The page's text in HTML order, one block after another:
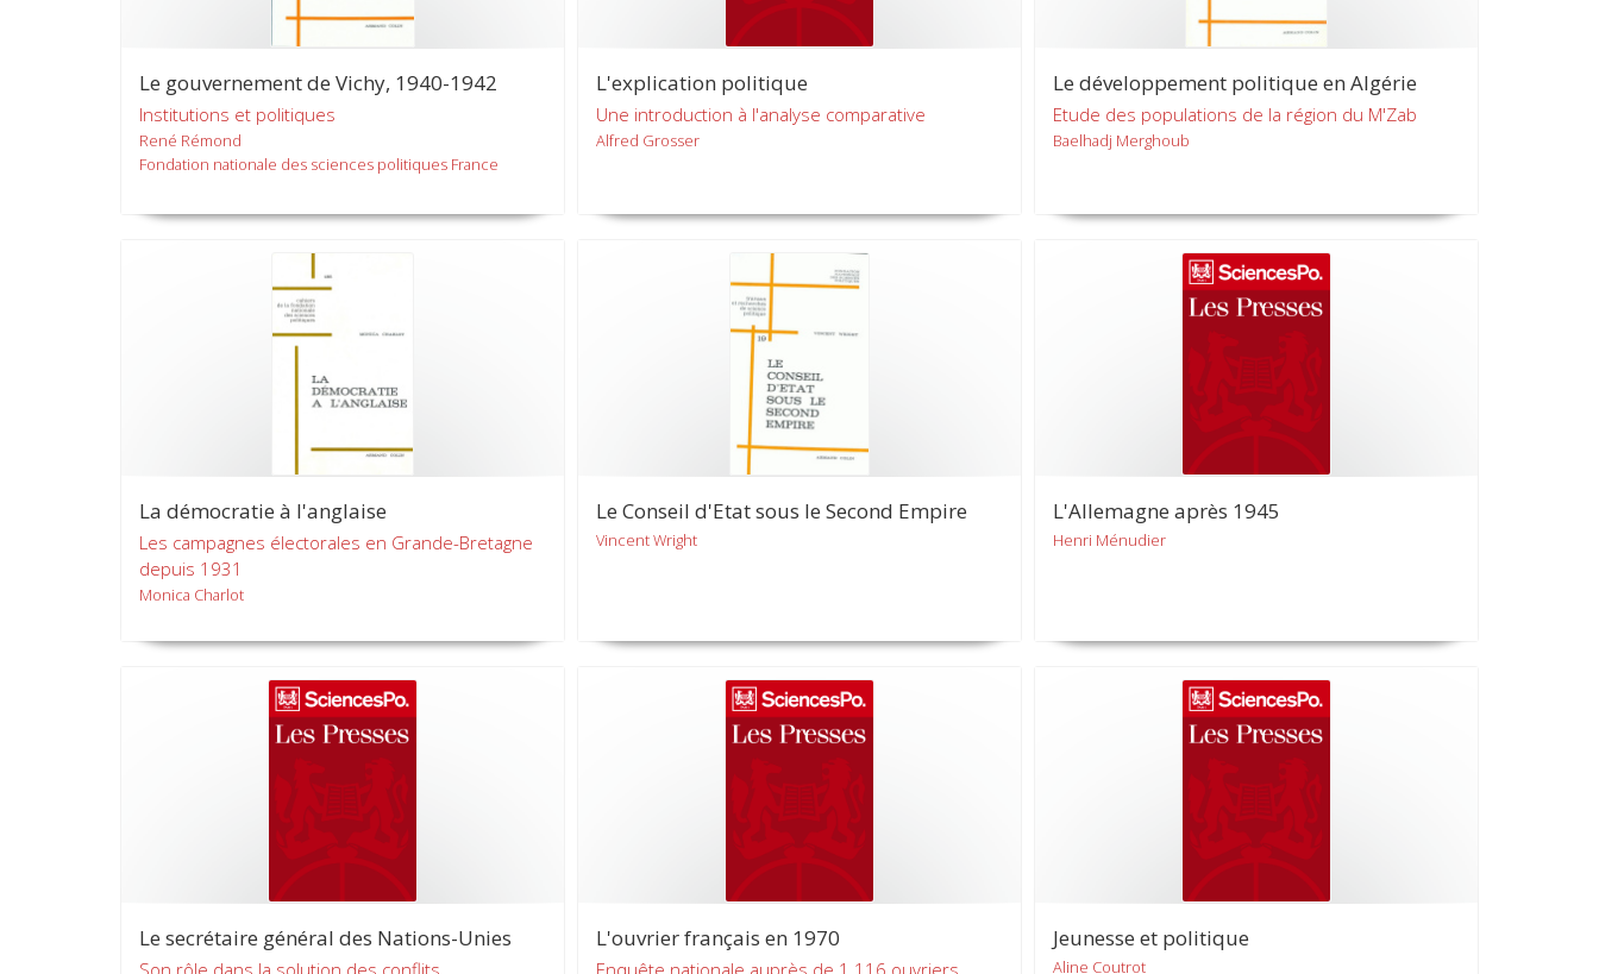
Le gouvernement de Vichy, 1940-1942
Institutions et politiques
René Rémond
Fondation nationale des sciences politiques France
L'explication politique
Une introduction à l'analyse comparative
Alfred Grosser
Le développement politique en Algérie
Etude des populations de la région du M'Zab
Baelhadj Merghoub
La démocratie à l'anglaise
Les campagnes électorales en Grande-Bretagne
depuis 1931
Monica Charlot
Le Conseil d'Etat sous le Second Empire
Vincent Wright
L'Allemagne après 1945
Henri Ménudier
Le secrétaire général des Nations-Unies
Son rôle dans la solution des conflits
L'ouvrier français en 1970
Enquête nationale auprès de 1 116 ouvriers
Jeunesse et politique
Aline Coutrot